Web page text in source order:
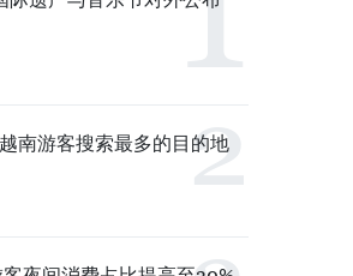
南游客搜索最多的目的地